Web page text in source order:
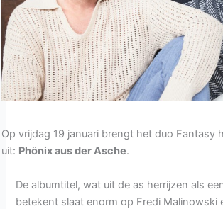
Op vrijdag 19 januari brengt het duo Fantasy
uit: Phönix aus der Asche.
De albumtitel, wat uit de as herrijzen als
betekent slaat enorm op Fredi Malinowski